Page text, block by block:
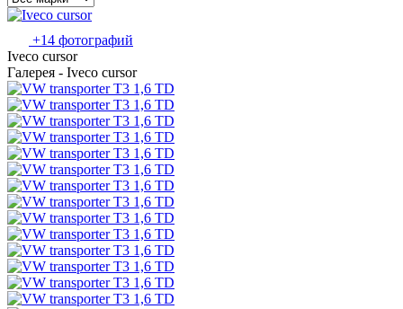
+14 фотографий
Iveco cursor
Галерея - Iveco cursor